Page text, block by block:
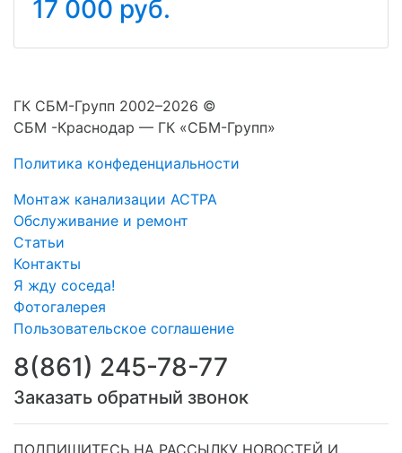
17 000 руб.
ГК СБМ-Групп 2002–2026 ©
СБМ -Краснодар — ГК «СБМ-Групп»
Политика конфеденциальности
Монтаж канализации АСТРА
Обслуживание и ремонт
Статьи
Контакты
Я жду соседа!
Фотогалерея
Пользовательское соглашение
8(861) 245-78-77
Заказать обратный звонок